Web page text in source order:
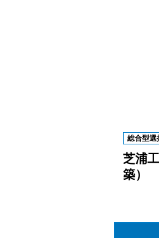
総合型選
芝浦
築）